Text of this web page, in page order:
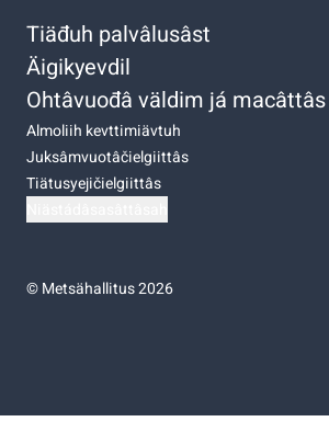
Tiäđuh palvâlusâst
Äigikyevdil
Ohtâvuođâ väldim já macâttâs
Almoliih kevttimiävtuh
Juksâmvuotâčielgiittâs
Tiätusyejičielgiittâs
©Metsähallitus 2026